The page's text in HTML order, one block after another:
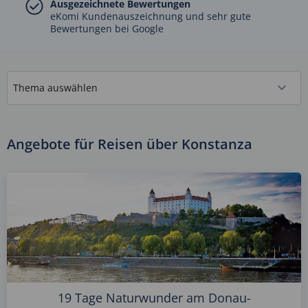
Ausgezeichnete Bewertungen
eKomi Kundenauszeichnung und sehr gute
Bewertungen bei Google
Angebote für Reisen über Konstanza
19 Tage Naturwunder am Donau-